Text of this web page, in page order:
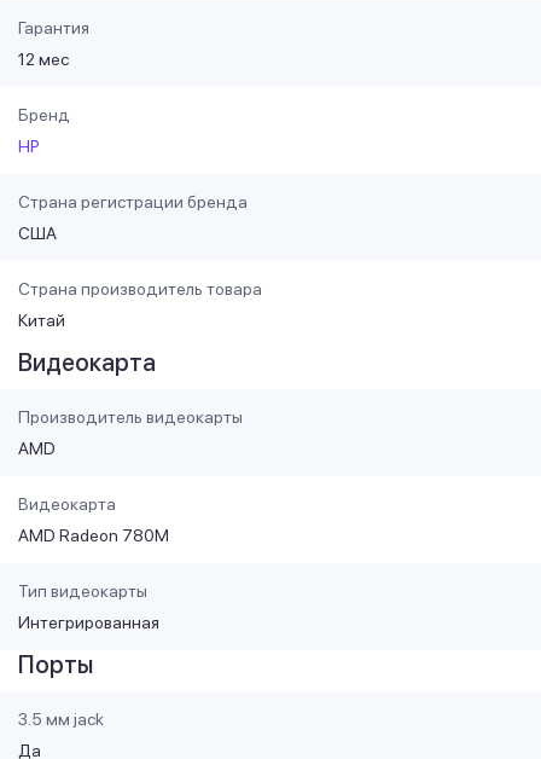
Гарантия
12 мес
Бренд
HP
Страна регистрации бренда
США
Страна производитель товара
Китай
Видеокарта
Производитель видеокарты
AMD
Видеокарта
AMD Radeon 780M
Тип видеокарты
Интегрированная
Порты
3.5 мм jack
Да